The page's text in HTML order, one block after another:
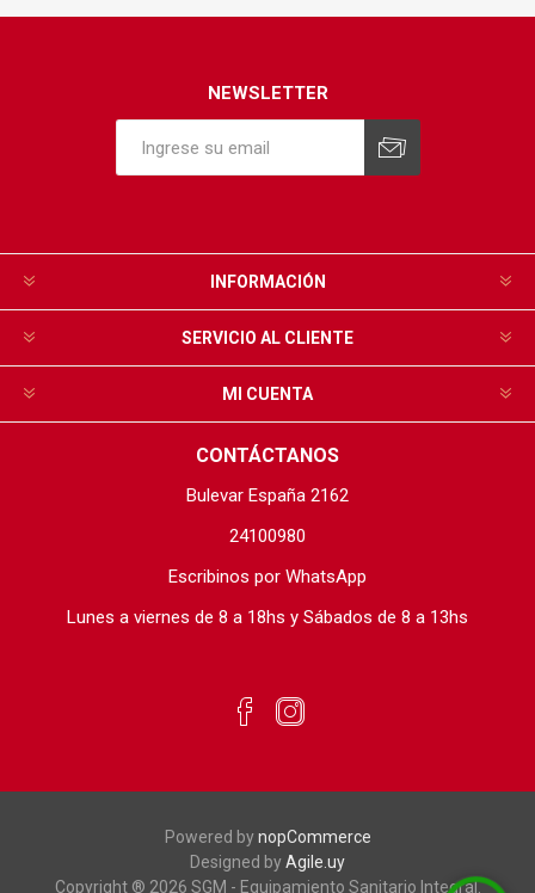
NEWSLETTER
INFORMACIÓN
SERVICIO AL CLIENTE
MI CUENTA
CONTÁCTANOS
Bulevar España 2162
24100980
Escribinos por WhatsApp
Lunes a viernes de 8 a 18hs y Sábados de 8 a 13hs
Powered bynopCommerce
Designed byAgile.uy
Copyright ® 2026 SGM - Equipamiento Sanitario Integral.